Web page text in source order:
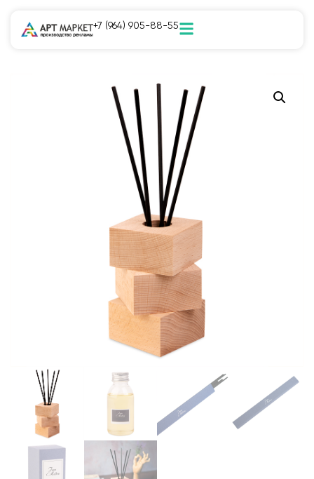
+7 (964) 905-88-55